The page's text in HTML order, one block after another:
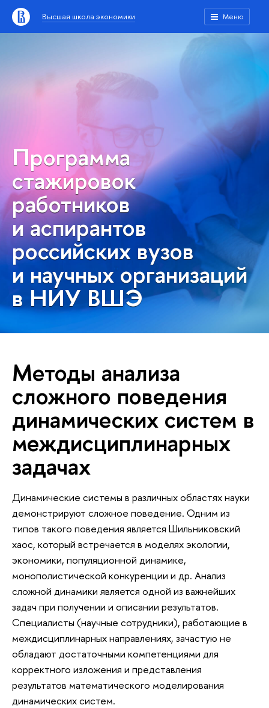
Высшая школа экономики Меню
Программа
стажировок
работников
и аспирантов
российских вузов
и научных организаций
в НИУ ВШЭ
Методы анализа
сложного поведения
динамических систем в
междисциплинарных
задачах
Динамические системы в различных областях науки
демонстрируют сложное поведение. Одним из
типов такого поведения является Шильниковский
хаос, который встречается в моделях экологии,
экономики, популяционной динамике,
монополистической конкуренции и др. Анализ
сложной динамики является одной из важнейших
задач при получении и описании результатов.
Специалисты (научные сотрудники), работающие в
междисциплинарных направлениях, зачастую не
обладают достаточными компетенциями для
корректного изложения и представления
результатов математического моделирования
динамических систем.